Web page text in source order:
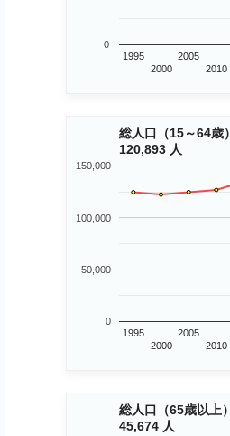
1995
2000
2005
2010
0
総人口（15～64歳）
120,893 人
1995
2000
2005
2010
0
50,000
100,000
150,000
総人口（65歳以上）
45,674 人